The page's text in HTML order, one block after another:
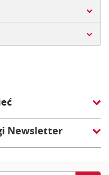
Newsletter